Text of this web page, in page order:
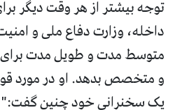
توجه بیشتر از هر وقت دیگر
داخله، وزارت دفاع ملی و
متوسط مدت و طویل مدت برای
و متخصص بدهد. او در مورد
یک سخنرانی خود چنین